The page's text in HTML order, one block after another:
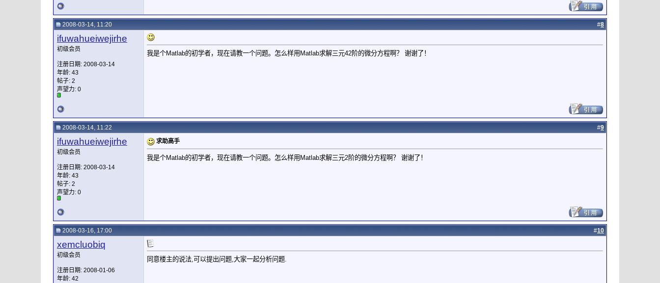
2008-03-14, 11:20 #8
ifuwahueiwejirhe
初级会员
注册日期: 2008-03-14
年龄: 43
帖子: 2
声望力: 0
我是个Matlab的初学者，现在请教一个问题。怎么样用Matlab求解三元42阶的微分方程啊？ 谢谢了！
2008-03-14, 11:22 #9
ifuwahueiwejirhe
初级会员
注册日期: 2008-03-14
年龄: 43
帖子: 2
声望力: 0
求助高手
我是个Matlab的初学者，现在请教一个问题。怎么样用Matlab求解三元2阶的微分方程啊？ 谢谢了！
2008-03-16, 17:00 #10
xemcluobiq
初级会员
注册日期: 2008-01-06
年龄: 42
同意楼主的说法,可以提出问题,大家一起分析问题.